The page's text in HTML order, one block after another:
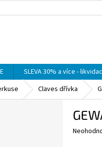
SLEVA 30% a více -
Claves dřívka
Průměrné